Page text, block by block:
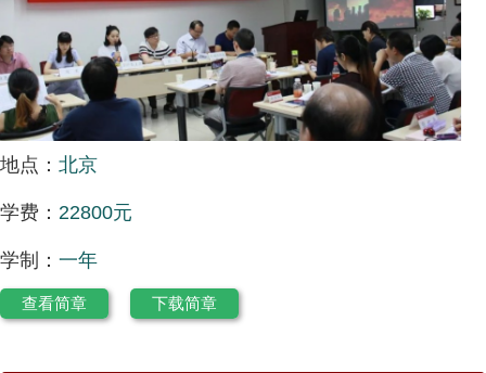
地点： 北京
学费： 22800元
学制： 一年
查看简章 下载简章